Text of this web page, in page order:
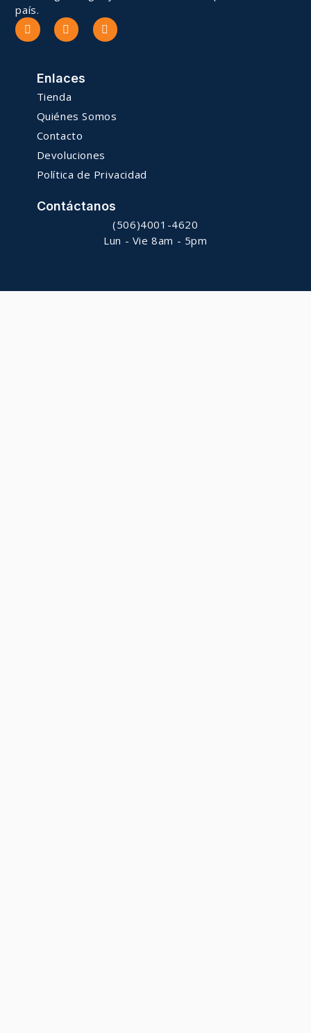
país.
Enlaces
Tienda
Quiénes Somos
Contacto
Devoluciones
Política de Privacidad
Contáctanos
(506)4001-4620
Lun - Vie 8am - 5pm